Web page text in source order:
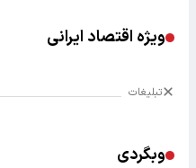
ویژه اقتصاد ایرانی
تبلیغات
وبگردی